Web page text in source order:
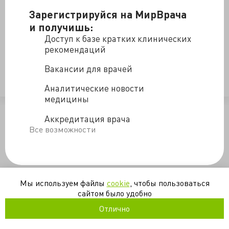
Зарегистрируйся на МирВрача
и получишь:
Доступ к базе кратких клинических
рекомендаций
Вакансии для врачей
Аналитические новости
медицины
Аккредитация врача
Все возможности
Об онкологическое службе СССР и России, отношении
между учителем и учеником, вопросах веры и
хирургических навыках, а также своем детстве и
начале профессионального пути рассказывает
директор МНИОИ им. Герцена д.м.н., проф., академик
РАМН Чиссов Валерий Иванович.
Первая часть интервью
Мы используем файлы cookie , чтобы пользоваться
сайтом было удобно
Отлично